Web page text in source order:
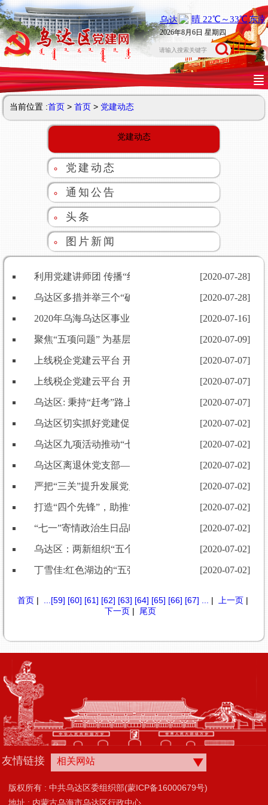
2026年8月6日 星期四
当前位置 :首页> 首页> 党建动态
党建动态
党建动态
通知公告
头条
图片新闻
利用党建讲师团 传播“红色好声音” [2020-07-28]
乌达区多措并举三个“确保”聚焦干部教育培训[2020-07-28]
2020年乌海乌达区事业单位人才引进 面试公告
[2020-07-16]
聚焦“五项问题” 为基层工作“燃脂” [2020-07-09]
上线税企党建云平台 开启非公党建2.0时代[2020-07-07]
上线税企党建云平台 开启非公党建2.0时代[2020-07-07]
乌达区: 秉持“赶考”路上不掉队“大考”面前不丢分的思
[2020-07-07]
乌达区切实抓好党建促脱贫确保高质量打赢打好脱贫攻
[2020-07-02]
乌达区九项活动推动“七·一”更有温度 [2020-07-02]
乌达区离退休党支部——政治生日忆初心[2020-07-02]
严把“三关”提升发展党员质量 [2020-07-02]
打造“四个先锋”，助推“最强党支部建设”[2020-07-02]
“七一”寄情政治生日品味党的“鲜”“甜”“辣”[2020-07-02]
乌达区：两新组织“五个一”行动进行时 [2020-07-02]
丁雪佳:红色湖边的“五强”书记 [2020-07-02]
首页| [59] [60] [61] [62] [63] [64] [65] [66] [67] | 上一页|
下一页| 尾页
友情链接 相关网站
版权所有 : 中共乌达区委组织部(蒙ICP备16000679号)
地址 : 内蒙古乌海市乌达区行政中心